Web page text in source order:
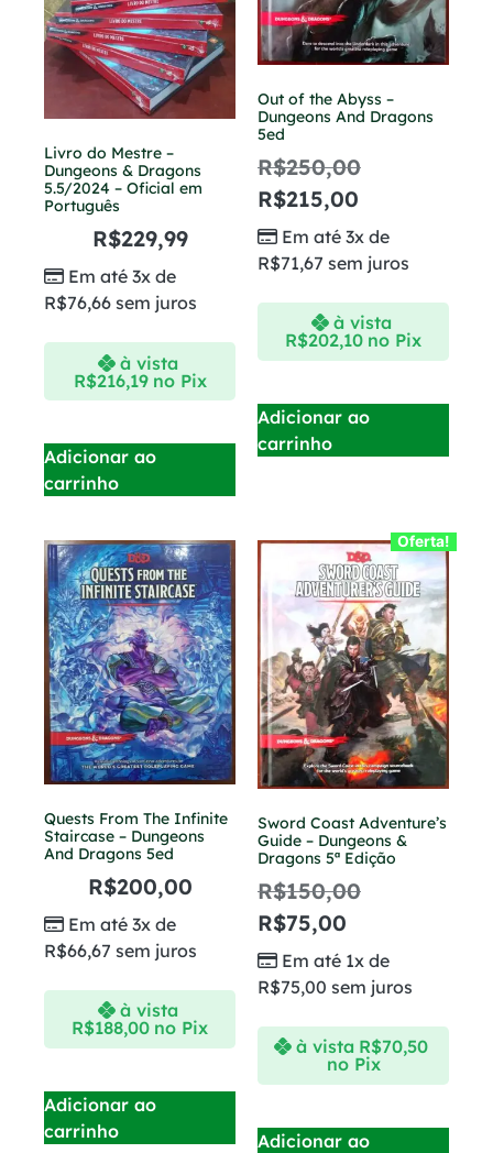
Livro do Mestre –
Dungeons & Dragons
5.5/2024 – Oficial em
Português
R$229,99
Em até 3x de
R$76,66 sem juros
à vista
R$216,19 no Pix
Adicionar ao
carrinho
Out of the Abyss –
Dungeons And Dragons
5ed
R$250,00
R$215,00
Em até 3x de
R$71,67 sem juros
à vista
R$202,10 no Pix
Adicionar ao
carrinho
Quests From The Infinite
Staircase – Dungeons
And Dragons 5ed
R$200,00
Em até 3x de
R$66,67 sem juros
à vista
R$188,00 no Pix
Adicionar ao
carrinho
Oferta!
Sword Coast Adventure’s
Guide – Dungeons &
Dragons 5ª Edição
R$150,00
R$75,00
Em até 1x de
R$75,00 sem juros
à vista R$70,50
no Pix
Adicionar ao